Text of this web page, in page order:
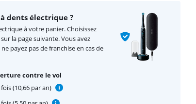
dents électrique ?
à votre panier. Choisissez
la page suivante. Vous avez
payez pas de franchise en cas de
contre le vol
(10,66 par an)